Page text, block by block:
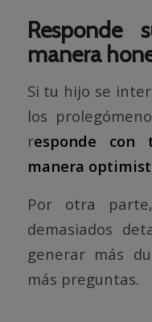
Responde
manera
Si tu hijo se
los
responde con
manera
Por otra
demasiados
generar más
más preguntas.